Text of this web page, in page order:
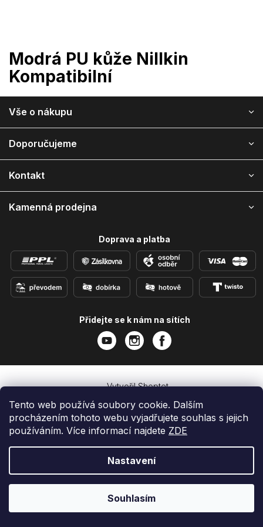
Tento web používá soubory cookie. Dalším
procházením tohoto webu vyjadřujete souhlas s jejich
používáním. Více informací najdete ZDE
Nastavení
Souhlasím
Modrá PU kůže Nillkin
Kompatibilní
p
Vše o nákupu
Doporučujeme
Kontakt
Kamenná prodejna
Doprava a platba
Přidejte se k nám na sítích
Vytvořil Shoptet
Copyright 2026
e-shop iPhoneLab.cz. Všechna práva
vyhrazena.